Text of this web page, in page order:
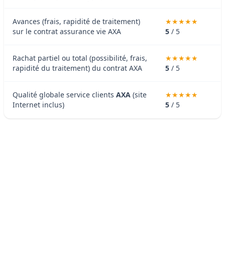
Avances (frais, rapidité de traitement)
sur le contrat assurance vie AXA
5 / 5
Rachat partiel ou total (possibilité, frais,
rapidité du traitement) du contrat AXA
5 / 5
Qualité globale service clients AXA (site
Internet inclus)
5 / 5